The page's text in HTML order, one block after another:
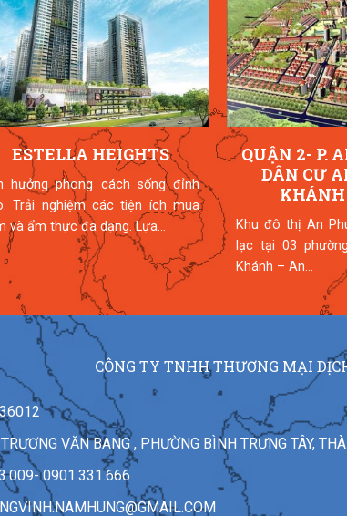
ESTELLA HEIGHTS
hưởng phong cách sống đỉnh
Trải nghiệm các tiện ích mua
và ẩm thực đa dạng. Lựa...
QUẬN 2- P.
DÂN CƯ
KHÁNH
Khu đô thị An
lạc tại 03
Khánh – An...
CÔNG TY TNHH THƯƠNG MẠI
VĂN BANG , PHƯỜNG BÌNH TRƯNG TÂY,
0901.331.666